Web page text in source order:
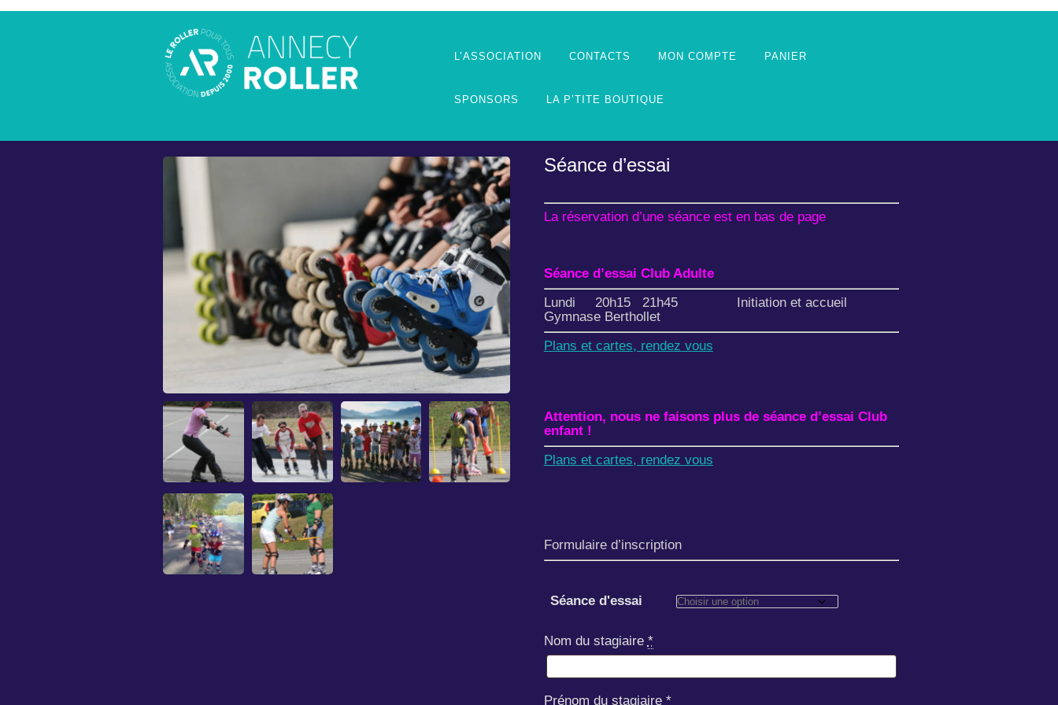
L’ASSOCIATION CONTACTS MON COMPTE PANIER
SPONSORS LA P’TITE BOUTIQUE
Séance d’essai
La réservation d’une séance est en bas de page
Séance d’essai Club Adulte
Lundi 20h15 21h45 Initiation et accueil
Gymnase Berthollet
Plans et cartes, rendez vous
Attention, nous ne faisons plus de séance d’essai Club
enfant !
Plans et cartes, rendez vous
Formulaire d’inscription
Séance d'essai
Nom du stagiaire *
Prénom du stagiaire *